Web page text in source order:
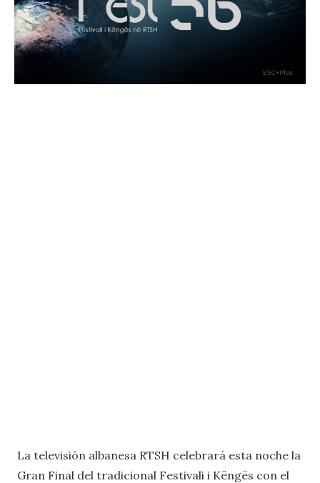
La televisión albanesa RTSH celebrará esta noche la
Gran Final del tradicional Festivali i Këngës con el